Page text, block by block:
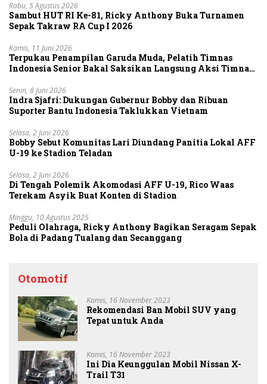
Rabu, 5 Agustus 2026
Sambut HUT RI Ke-81, Ricky Anthony Buka Turnamen
Sepak Takraw RA Cup I 2026
Kamis, 11 Juni 2026
Terpukau Penampilan Garuda Muda, Pelatih Timnas
Indonesia Senior Bakal Saksikan Langsung Aksi Timnas
Senin, 8 Juni 2026
Indra Sjafri: Dukungan Gubernur Bobby dan Ribuan
Suporter Bantu Indonesia Taklukkan Vietnam
Selasa, 2 Juni 2026
Bobby Sebut Komunitas Lari Diundang Panitia Lokal AFF
U-19 ke Stadion Teladan
Selasa, 2 Juni 2026
Di Tengah Polemik Akomodasi AFF U-19, Rico Waas
Terekam Asyik Buat Konten di Stadion
Minggu, 10 Agustus 2025
Peduli Olahraga, Ricky Anthony Bagikan Seragam Sepak
Bola di Padang Tualang dan Secanggang
Otomotif
Kamis, 16 November 2023
Rekomendasi Ban Mobil SUV yang
Tepat untuk Anda
Kamis, 16 November 2023
Ini Dia Keunggulan Mobil Nissan X-
Trail T31